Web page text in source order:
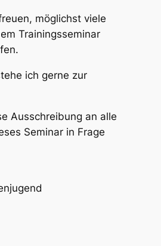
möglichst viele
Trainingsseminar
ich gerne zur
Ausschreibung an alle
Seminar in Frage